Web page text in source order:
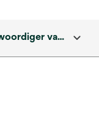
Neem contact op met een vertegenwoordiger van solventum